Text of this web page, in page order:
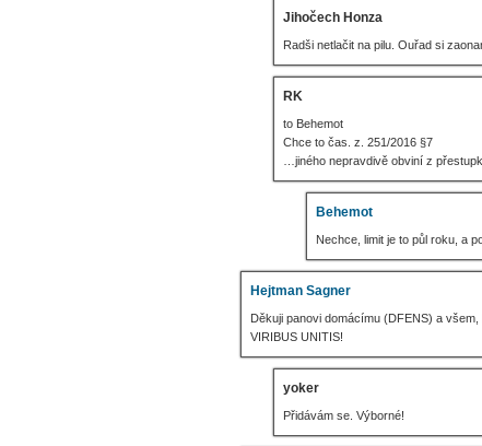
Jihočech Honza
Radši netlačit na pilu. Ouřad si
RK
to Behemot
Chce to čas. z. 251/2016 §7
…jiného nepravdivě obviní z
Behemot
Nechce, limit je to půl roku, a
Hejtman Sagner
Děkuji panovi domácímu (DFENS) a
VIRIBUS UNITIS!
yoker
Přidávám se. Výborné!